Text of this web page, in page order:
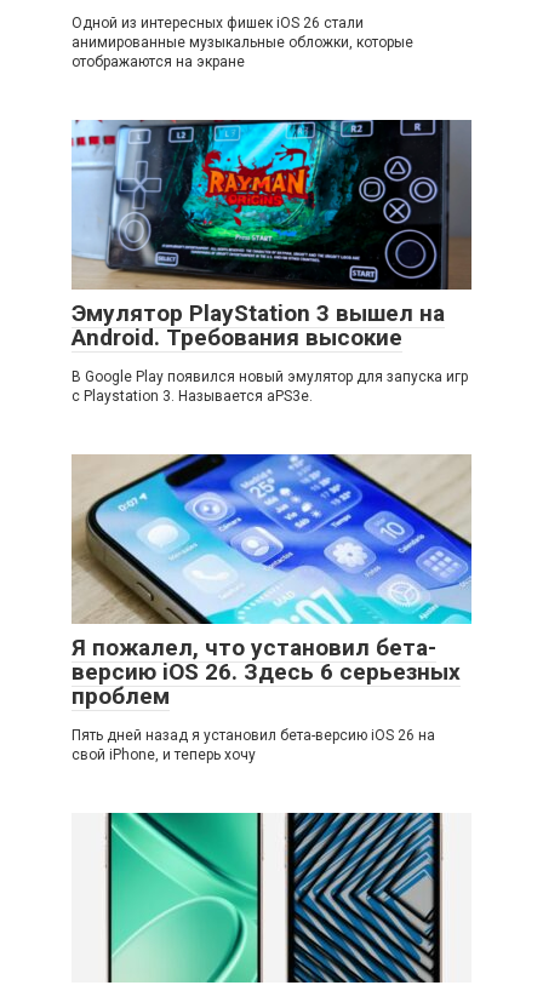
Одной из интересных фишек iOS 26 стали
анимированные музыкальные обложки, которые
отображаются на экране
Эмулятор PlayStation 3 вышел на
Android. Требования высокие
В Google Play появился новый эмулятор для запуска игр
с Playstation 3. Называется aPS3e.
Я пожалел, что установил бета-
версию iOS 26. Здесь 6 серьезных
проблем
Пять дней назад я установил бета-версию iOS 26 на
свой iPhone, и теперь хочу